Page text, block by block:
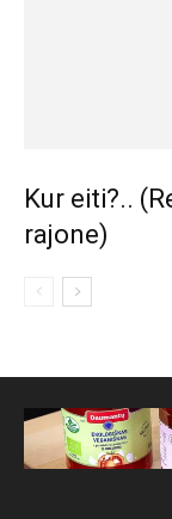
Kur eiti?..
rajone)